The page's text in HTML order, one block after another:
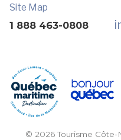
Site Map
1 888 463-0808
© 2026 Tourisme Côte-